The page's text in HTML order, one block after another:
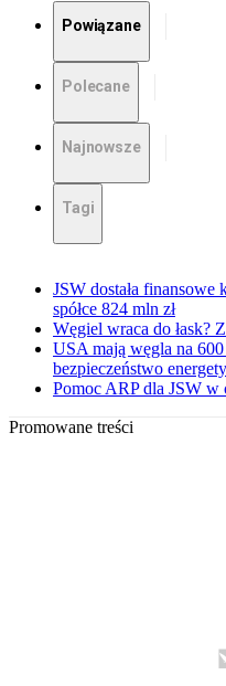
Powiązane
Polecane
Najnowsze
Tagi
JSW dostała finansowe
spółce 824 mln zł
Węgiel wraca do łask?
USA mają węgla na
bezpieczeństwo
Pomoc ARP dla JSW w
Promowane treści